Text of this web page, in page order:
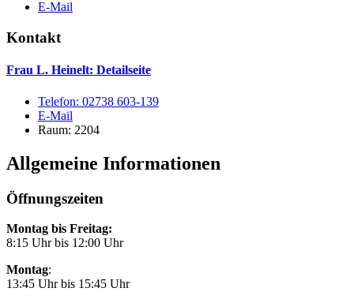
E-Mail
Kontakt
Frau L. Heinelt: Detailseite
Telefon: 02738 603-139
E-Mail
Raum: 2204
Allgemeine Informationen
Öffnungszeiten
Montag bis Freitag:
8:15 Uhr bis 12:00 Uhr
Montag:
13:45 Uhr bis 15:45 Uhr